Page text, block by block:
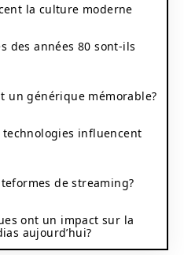
la culture moderne
des années 80 sont-ils
un générique mémorable?
influencent
de streaming?
ont un impact sur la
aujourd’hui?